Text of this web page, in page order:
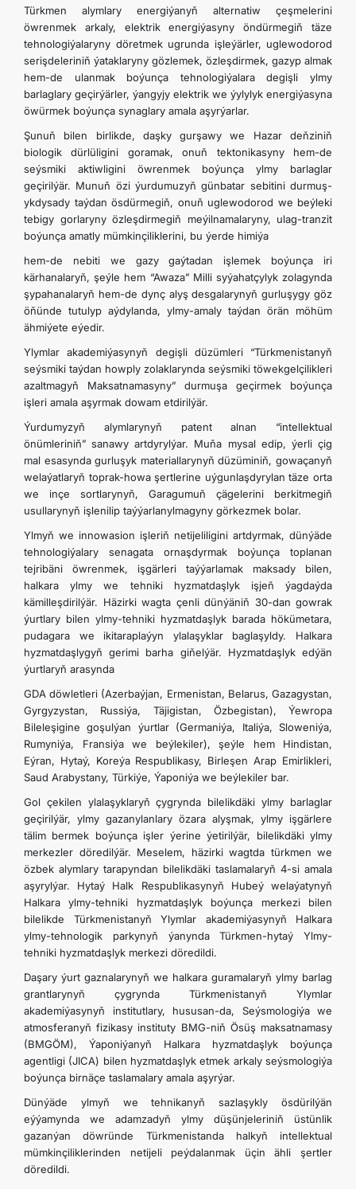
Türkmen alymlary energiýanyň alternatiw çeşmelerini
öwrenmek arkaly, elektrik energiýasyny öndürmegiň täze
tehnologiýalaryny döretmek ugrunda işleýärler, uglewodorod
serişdeleriniň ýataklaryny gözlemek, özleşdirmek, gazyp almak
hem-de ulanmak boýunça tehnologiýalara degişli ylmy
barlaglary geçirýärler, ýangyjy elektrik we ýylylyk energiýasyna
öwürmek boýunça synaglary amala aşyrýarlar.
Şunuň bilen birlikde, daşky gurşawy we Hazar deňziniň
biologik dürlüligini goramak, onuň tektonikasyny hem-de
seýsmiki aktiwligini öwrenmek boýunça ylmy barlaglar
geçirilýär. Munuň özi ýurdumuzyň günbatar sebitini durmuş-
ykdysady taýdan ösdürmegiň, onuň uglewodorod we beýleki
tebigy gorlaryny özleşdirmegiň meýilnamalaryny, ulag-tranzit
boýunça amatly mümkinçiliklerini, bu ýerde himiýa
hem-de nebiti we gazy gaýtadan işlemek boýunça iri
kärhanalaryň, şeýle hem “Awaza” Milli syýahatçylyk zolagynda
şypahanalaryň hem-de dynç alyş desgalarynyň gurluşygy göz
öňünde tutulyp aýdylanda, ylmy-amaly taýdan örän möhüm
ähmiýete eýedir.
Ylymlar akademiýasynyň degişli düzümleri “Türkmenistanyň
seýsmiki taýdan howply zolaklarynda seýsmiki töwekgelçilikleri
azaltmagyň Maksatnamasyny” durmuşa geçirmek boýunça
işleri amala aşyrmak dowam etdirilýär.
Ýurdumyzyň alymlarynyň patent alnan “intellektual
önümleriniň” sanawy artdyrylýar. Muňa mysal edip, ýerli çig
mal esasynda gurluşyk materiallarynyň düzüminiň, gowaçanyň
welaýatlaryň toprak-howa şertlerine uýgunlaşdyrylan täze orta
we inçe sortlarynyň, Garagumuň çägelerini berkitmegiň
usullarynyň işlenilip taýýarlanylmagyny görkezmek bolar.
Ylmyň we innowasion işleriň netijeliligini artdyrmak, dünýäde
tehnologiýalary senagata ornaşdyrmak boýunça toplanan
tejribäni öwrenmek, işgärleri taýýarlamak maksady bilen,
halkara ylmy we tehniki hyzmatdaşlyk işjeň ýagdaýda
kämilleşdirilýär. Häzirki wagta çenli dünýäniň 30-dan gowrak
ýurtlary bilen ylmy-tehniki hyzmatdaşlyk barada hökümetara,
pudagara we ikitaraplaýyn ylalaşyklar baglaşyldy. Halkara
hyzmatdaşlygyň gerimi barha giňelýär. Hyzmatdaşlyk edýän
ýurtlaryň arasynda
GDA döwletleri (Azerbaýjan, Ermenistan, Belarus, Gazagystan,
Gyrgyzystan, Russiýa, Täjigistan, Özbegistan), Ýewropa
Bileleşigine goşulýan ýurtlar (Germaniýa, Italiýa, Sloweniýa,
Rumyniýa, Fransiýa we beýlekiler), şeýle hem Hindistan,
Eýran, Hytaý, Koreýa Respublikasy, Birleşen Arap Emirlikleri,
Saud Arabystany, Türkiýe, Ýaponiýa we beýlekiler bar.
Gol çekilen ylalaşyklaryň çygrynda bilelikdäki ylmy barlaglar
geçirilýär, ylmy gazanylanlary özara alyşmak, ylmy işgärlere
tälim bermek boýunça işler ýerine ýetirilýär, bilelikdäki ylmy
merkezler döredilýär. Meselem, häzirki wagtda türkmen we
özbek alymlary tarapyndan bilelikdäki taslamalaryň 4-si amala
aşyrylýar. Hytaý Halk Respublikasynyň Hubeý welaýatynyň
Halkara ylmy-tehniki hyzmatdaşlyk boýunça merkezi bilen
bilelikde Türkmenistanyň Ylymlar akademiýasynyň Halkara
ylmy-tehnologik parkynyň ýanynda Türkmen-hytaý Ylmy-
tehniki hyzmatdaşlyk merkezi döredildi.
Daşary ýurt gaznalarynyň we halkara guramalaryň ylmy barlag
grantlarynyň çygrynda Türkmenistanyň Ylymlar
akademiýasynyň institutlary, hususan-da, Seýsmologiýa we
atmosferanyň fizikasy instituty BMG-niň Ösüş maksatnamasy
(BMGÖM), Ýaponiýanyň Halkara hyzmatdaşlyk boýunça
agentligi (JICA) bilen hyzmatdaşlyk etmek arkaly seýsmologiýa
boýunça birnäçe taslamalary amala aşyrýar.
Dünýäde ylmyň we tehnikanyň sazlaşykly ösdürilýän
eýýamynda we adamzadyň ylmy düşünjeleriniň üstünlik
gazanýan döwründe Türkmenistanda halkyň intellektual
mümkinçiliklerinden netijeli peýdalanmak üçin ähli şertler
döredildi.